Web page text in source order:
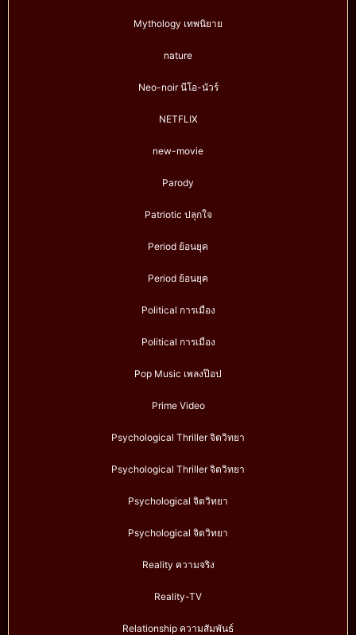
Mythology เทพนิยาย
nature
Neo-noir นีโอ-นัวร์
NETFLIX
new-movie
Parody
Patriotic ปลุกใจ
Period ย้อนยุค
Period ย้อนยุค
Political การเมือง
Political การเมือง
Pop Music เพลงป๊อป
Prime Video
Psychological Thriller จิตวิทยา
Psychological Thriller จิตวิทยา
Psychological จิตวิทยา
Psychological จิตวิทยา
Reality ความจริง
Reality-TV
Relationship ความสัมพันธ์